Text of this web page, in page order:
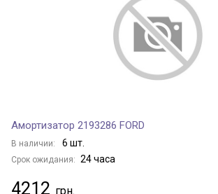
Амортизатор 2193286 FORD
В наличии: 6 шт.
Срок ожидания: 24 часа
4212